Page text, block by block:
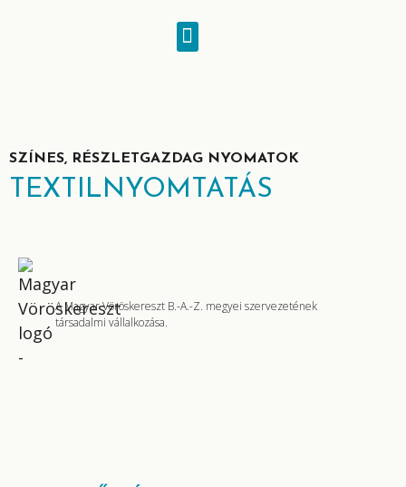
SZÍNES, RÉSZLETGAZDAG NYOMATOK
TEXTILNYOMTATÁS
A Magyar Vöröskereszt B.-A.-Z. megyei szervezetének
társadalmi vállalkozása.